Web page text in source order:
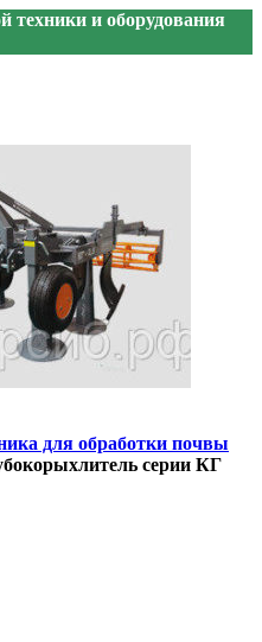
техники и оборудования
для обработки почвы
серии КГ